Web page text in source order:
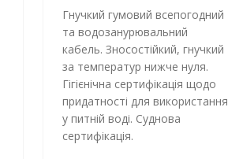
Гнучкий гумовий всепогодний
та водозанурювальний
кабель. Зносостійкий, гнучкий
за температур нижче нуля.
Гігієнічна сертифікація щодо
придатності для використання
у питній воді. Суднова
сертифікація.